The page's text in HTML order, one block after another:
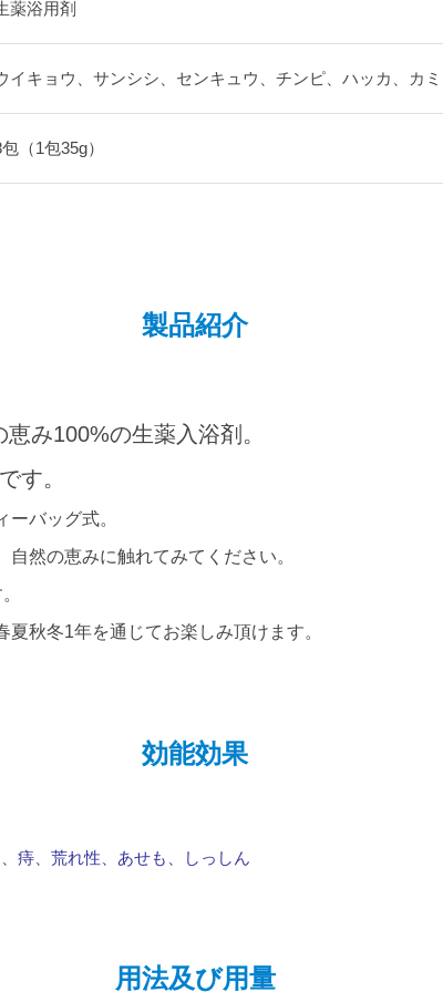
薬浴用剤
イキョウ、サンシシ、センキュウ、チンピ、ハッカ、カ
（1包35g）
製品紹介
み100%の生薬入浴剤。
す。
バッグ式。
然の恵みに触れてみてください。
秋冬1年を通じてお楽しみ頂けます。
効能効果
痔、荒れ性、あせも、しっしん
用法及び用量